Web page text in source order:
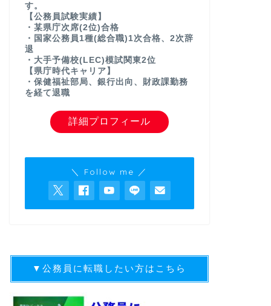
す。
【公務員試験実績】
・某県庁次席(2位)合格
・国家公務員1種(総合職)1次合格、2次辞
退
・大手予備校(LEC)模試関東2位
【県庁時代キャリア】
・保健福祉部局、銀行出向、財政課勤務
を経て退職
詳細プロフィール
＼ Follow me ／
▼公務員に転職したい方はこちら